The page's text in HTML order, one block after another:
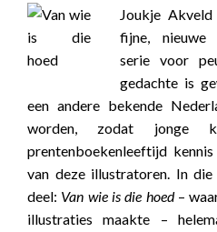
Joukje
fijne, nieuwe
serie voor
gedachte is
een andere bekende
worden, zodat jonge
prentenboekenleeftijd
van deze illustratoren. In
deel: Van wie is die hoed–
illustraties maakte –